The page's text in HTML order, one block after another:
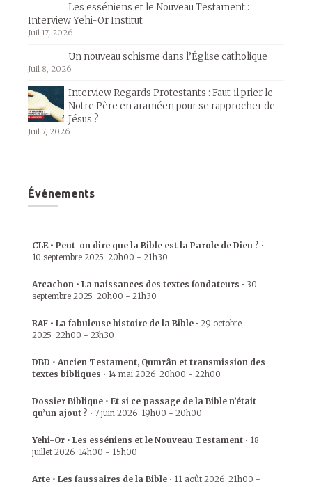
Les esséniens et le Nouveau Testament :
Interview Yehi-Or Institut
Juil 17, 2026
Un nouveau schisme dans l’Église catholique
Juil 8, 2026
Interview Regards Protestants : Faut-il prier le
Notre Père en araméen pour se rapprocher de
Jésus ?
Juil 7, 2026
Événements
CLE • Peut-on dire que la Bible est la Parole de Dieu ? •
10 septembre 2025 20h00 - 21h30
Arcachon • La naissances des textes fondateurs • 30
septembre 2025 20h00 - 21h30
RAF • La fabuleuse histoire de la Bible • 29 octobre
2025 22h00 - 23h30
DBD • Ancien Testament, Qumrân et transmission des
textes bibliques • 14 mai 2026 20h00 - 22h00
Dossier Biblique • Et si ce passage de la Bible n’était
qu’un ajout ? • 7 juin 2026 19h00 - 20h00
Yehi-Or • Les esséniens et le Nouveau Testament • 18
juillet 2026 14h00 - 15h00
Arte • Les faussaires de la Bible • 11 août 2026 21h00 -